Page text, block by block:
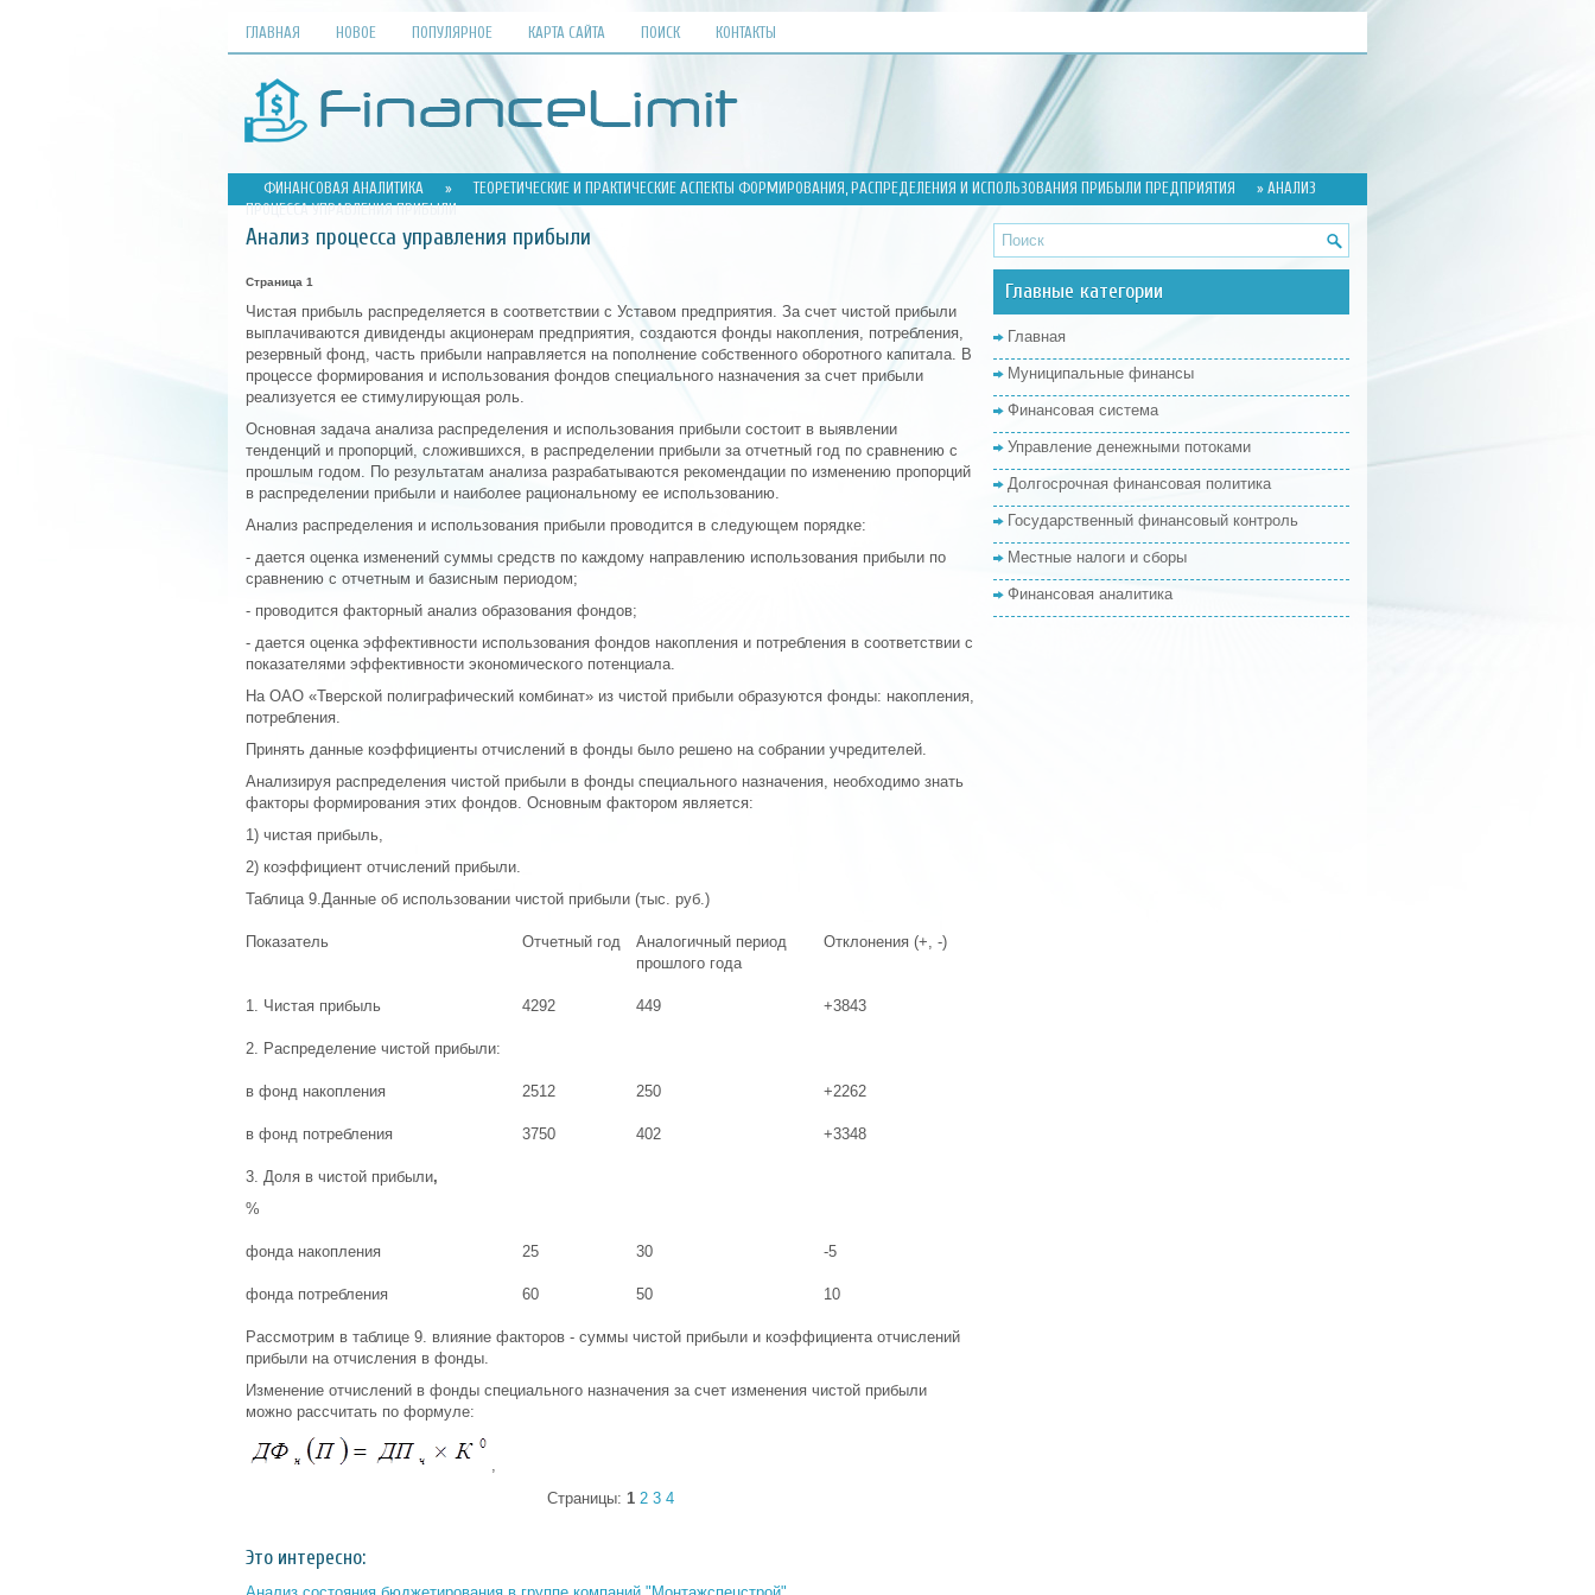
ГЛАВНАЯ НОВОЕ ПОПУЛЯРНОЕ КАРТА САЙТА ПОИСК КОНТАКТЫ
ФИНАНСОВАЯ АНАЛИТИКА » ТЕОРЕТИЧЕСКИЕ И ПРАКТИЧЕСКИЕ АСПЕКТЫ ФОРМИРОВАНИЯ, РАСПРЕДЕЛЕНИЯ И ИСПОЛЬЗОВАНИЯ ПРИБЫЛИ ПРЕДПРИЯТИЯ
» АНАЛИЗ
ПРОЦЕССА УПРАВЛЕНИЯ ПРИБЫЛИ
Анализ процесса управления прибыли
Страница 1
Чистая прибыль распределяется в соответствии с Уставом предприятия. За счет чистой прибыли
выплачиваются дивиденды акционерам предприятия, создаются фонды накопления, потребления,
резервный фонд, часть прибыли направляется на пополнение собственного оборотного капитала. В
процессе формирования и использования фондов специального назначения за счет прибыли
реализуется ее стимулирующая роль.
Основная задача анализа распределения и использования прибыли состоит в выявлении
тенденций и пропорций, сложившихся, в распределении прибыли за отчетный год по сравнению с
прошлым годом. По результатам анализа разрабатываются рекомендации по изменению пропорций
в распределении прибыли и наиболее рациональному ее использованию.
Анализ распределения и использования прибыли проводится в следующем порядке:
- дается оценка изменений суммы средств по каждому направлению использования прибыли по
сравнению с отчетным и базисным периодом;
- проводится факторный анализ образования фондов;
- дается оценка эффективности использования фондов накопления и потребления в соответствии с
показателями эффективности экономического потенциала.
На ОАО «Тверской полиграфический комбинат» из чистой прибыли образуются фонды: накопления,
потребления.
Принять данные коэффициенты отчислений в фонды было решено на собрании учредителей.
Анализируя распределения чистой прибыли в фонды специального назначения, необходимо знать
факторы формирования этих фондов. Основным фактором является:
1) чистая прибыль,
2) коэффициент отчислений прибыли.
Таблица 9.Данные об использовании чистой прибыли (тыс. руб.)
Показатель Отчетный год
Аналогичный период
прошлого года
Отклонения (+, -)
1. Чистая прибыль 4292 449 +3843
2. Распределение чистой прибыли:
в фонд накопления 2512 250 +2262
в фонд потребления 3750 402 +3348
3. Доля в чистой прибыли,
%
фонда накопления 25 30 -5
фонда потребления 60 50 10
Рассмотрим в таблице 9. влияние факторов - суммы чистой прибыли и коэффициента отчислений
прибыли на отчисления в фонды.
Изменение отчислений в фонды специального назначения за счет изменения чистой прибыли
можно рассчитать по формуле:
,
Страницы: 1 2 3 4
Это интересно:
Главные категории
Главная
Муниципальные финансы
Финансовая система
Управление денежными потоками
Долгосрочная финансовая политика
Государственный финансовый контроль
Местные налоги и сборы
Финансовая аналитика